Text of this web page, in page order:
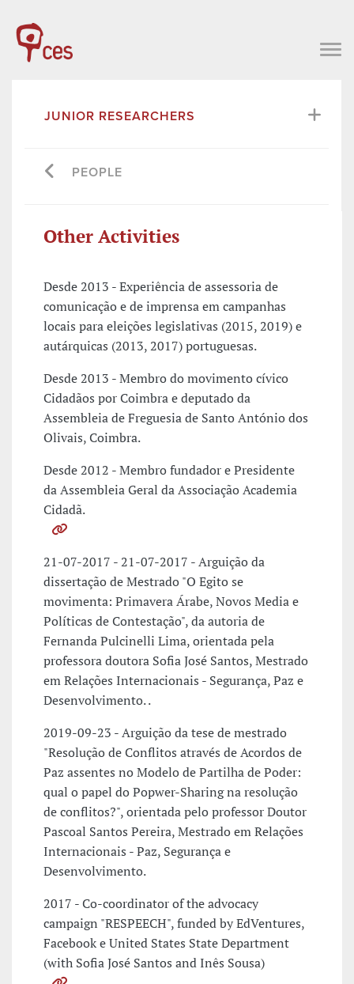
JUNIOR RESEARCHERS
PEOPLE
Other Activities
Desde 2013 - Experiência de assessoria de
comunicação e de imprensa em campanhas
locais para eleições legislativas (2015, 2019) e
autárquicas (2013, 2017) portuguesas.
Desde 2013 - Membro do movimento cívico
Cidadãos por Coimbra e deputado da
Assembleia de Freguesia de Santo António dos
Olivais, Coimbra.
Desde 2012 - Membro fundador e Presidente
da Assembleia Geral da Associação Academia
Cidadã.
21-07-2017 - 21-07-2017 - Arguição da
dissertação de Mestrado "O Egito se
movimenta: Primavera Árabe, Novos Media e
Políticas de Contestação", da autoria de
Fernanda Pulcinelli Lima, orientada pela
professora doutora Sofia José Santos, Mestrado
em Relações Internacionais - Segurança, Paz e
Desenvolvimento. .
2019-09-23 - Arguição da tese de mestrado
"Resolução de Conflitos através de Acordos de
Paz assentes no Modelo de Partilha de Poder:
qual o papel do Popwer-Sharing na resolução
de conflitos?", orientada pelo professor Doutor
Pascoal Santos Pereira, Mestrado em Relações
Internacionais - Paz, Segurança e
Desenvolvimento.
2017 - Co-coordinator of the advocacy
campaign "RESPEECH", funded by EdVentures,
Facebook e United States State Department
(with Sofia José Santos and Inês Sousa)